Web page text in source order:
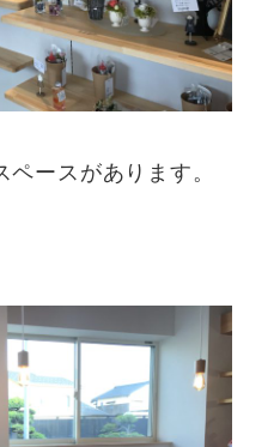
ースがあります。